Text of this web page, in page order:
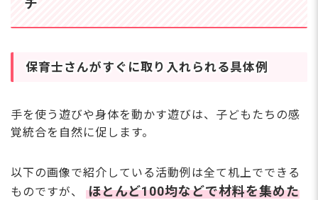
チ
保育⼠さんがすぐに取り⼊れられる具体例
⼿を使う遊びや⾝体を動かす遊びは、⼦どもたちの感
覚統合を⾃然に促します。
以下の画像で紹介している活動例は全て机上でできる
ものですが、
ほとんど100均などで材料を集めた